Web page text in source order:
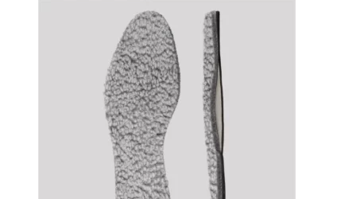
имеет
несколько
вариаций.
Опции
можно
выбрать
странице
товара.